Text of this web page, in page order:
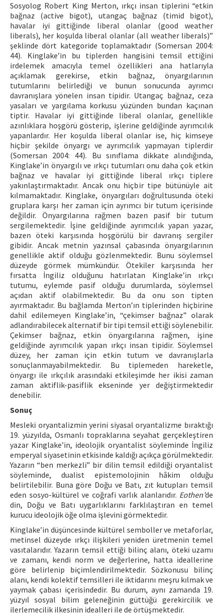
Sosyolog Robert King Merton, ırkçı insan tiplerini “etkin
bağnaz (active bigot), utangaç bağnaz (timid bigot),
havalar iyi gittiğinde liberal olanlar (good weather
liberals), her koşulda liberal olanlar (all weather liberals)”
şeklinde dört kategoride toplamaktadır (Somersan 2004:
44). Kinglake’in bu tiplerden hangisini temsil ettiğini
irdelemek amacıyla temel özellikleri ana hatlarıyla
açıklamak gerekirse, etkin bağnaz, önyargılarının
tutumlarını belirlediği ve bunun sonucunda ayrımcı
davranışlara yönelen insan tipidir. Utangaç bağnaz, ceza
yasaları ve yargılama korkusu yüzünden bundan kaçınan
tiptir. Havalar iyi gittiğinde liberal olanlar, genellikle
azınlıklara hoşgörü gösterip, işlerine geldiğinde ayrımcılık
yapanlardır. Her koşulda liberal olanlar ise, hiç kimseye
hiçbir şekilde önyargı ve ayrımcılık yapmayan tiplerdir
(Somersan 2004: 44). Bu sınıflama dikkate alındığında,
Kinglake’in önyargılı ve ırkçı tutumları onu daha çok etkin
bağnaz ve havalar iyi gittiğinde liberal ırkçı tiplere
yakınlaştırmaktadır. Ancak onu hiçbir tipe bütünüyle ait
kılmamaktadır. Kinglake, önyargıları doğrultusunda öteki
gruplara karşı her zaman için ayrımcı bir tutum içerisinde
değildir. Önyargılarına rağmen bazen pasif bir tutum
sergilemektedir. İşine geldiğinde ayrımcılık yapan yazar,
bazen öteki karşısında hoşgörülü bir davranış sergiler
gibidir. Ancak metnin yazınsal çabasında önyargılarının
genellikle aktif olduğu gözlenmektedir. Bunu söylemsel
düzeyde görmek mümkündür. Ötekiler karşısında her
fırsatta İngiliz olduğunu hatırlatan Kinglake’in ırkçı
tutumu, eylemde pasif olduğu durumlarda, söylemsel
açıdan aktif olabilmektedir. Bu da onu son tipten
ayırmaktadır. Bu bağlamda Merton’ın tiplerinden hiçbirine
dahil edilemeyen Kinglake’in, “çekimser bağnaz” olarak
adlandırabilecek alternatif bir tipi temsil ettiği söylenebilir.
Çekimser bağnaz, etkin önyargılarına rağmen, işine
geldiğinde ayrımcılık yapan ırkçı insan tipidir. Söylemsel
düzey, her zaman için etkin tutum ve davranışlarla
sonuçlanmayabilmektedir. Bu tiplemeden hareketle,
önyargı ile ırkçılık arasındaki etkileşimde her ikisi zaman
zaman aktiflik-pasiflik ekseninde yer değiştirmektedir
denebilir.
Sonuç
Mesleki oryantalizmin yerini siyasal oryantalizme bıraktığı
19. yüzyılda, Osmanlı topraklarına seyahat gerçekleştiren
yazar Kinglake’in, ideolojik oryantalist söyleminde İngiliz
emperyal siyasetinin etkisinde kaldığı açıkça görülmektedir.
Yazarın “ben merkezli” bir dilin temsil edildiği oryantalist
söyleminde, dualist epistemolojinin hâkim olduğu
belirtilebilir. Buna göre Doğu ve Batı, zıt kutupları temsil
eden sosyo-kültürel ve coğrafi varlık alanlarıdır. Eothen’de
din, Doğu ve Batı uygarlıklarını farklılaştıran en temel
kurucu ideolojik öğe olma işlevini görmektedir.
Kinglake’in düşüncesinde kültürel semboller ve metaforlar,
metinsel düzeyde ırkçı ilişkileri yeniden üretmenin temel
vasıtalarıdır. Yazarın temsil ettiği bilinç alanı, öteki uzamı
ve zamanı, kendi norm ve değerlerine, hatta ideallerine
göre belirlenip biçimlendirilmektedir. Sözkonusu bilinç
alanı, kendi kolektif temsilleri ile iktidarını meşru kılmak ve
yaymak çabası içerisindedir. Bu durum, aynı zamanda 19.
yüzyıl sosyal bilim geleneğinin güttüğü gerekircilik ve
ilerlemecilik ilkesinin idealleri ile de örtüşmektedir.